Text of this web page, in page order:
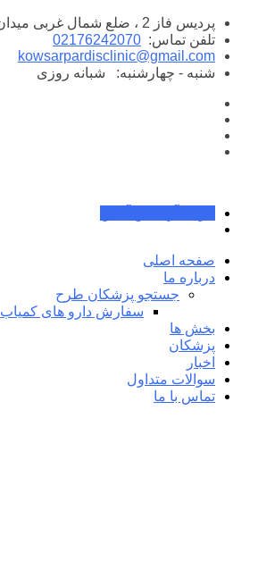
پرش
محتوا
پردیس فاز 2 ، ضلع شمال غربی میدان امام
تلفن تماس: 02176242070
kowsarpardisclinic@gmail.com
شنبه - چهارشنبه:
شبانه روزی
صفحه اصلی
درباره ما
جستجو پزشکان طرح
سفارش دارو های کمیاب
بخش ها
پزشکان
اخبار
سوالات متداول
تماس با ما